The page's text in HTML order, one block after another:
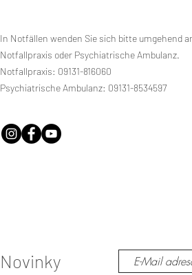
In Notfällen wenden Sie sich bitte umgehend
Notfallpraxis oder Psychiatrische Ambulanz.
Notfallpraxis: 09131-816060
Psychiatrische Ambulanz: 09131-8534597
Novinky